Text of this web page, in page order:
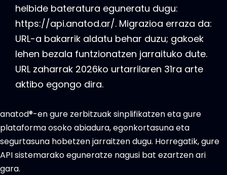
helbide bateratura eguneratu dugu:
https://api.anatod.ar/. Migrazioa erraza da:
URL-a bakarrik aldatu behar duzu; gakoek
lehen bezala funtzionatzen jarraituko dute.
URL zaharrak 2026ko urtarrilaren 31ra arte
aktibo egongo dira.
anatod®-en gure zerbitzuak sinplifikatzen eta gure
plataforma osoko abiadura, egonkortasuna eta
segurtasuna hobetzen jarraitzen dugu. Horregatik, gure
API sistemarako eguneratze nagusi bat ezartzen ari
gara.